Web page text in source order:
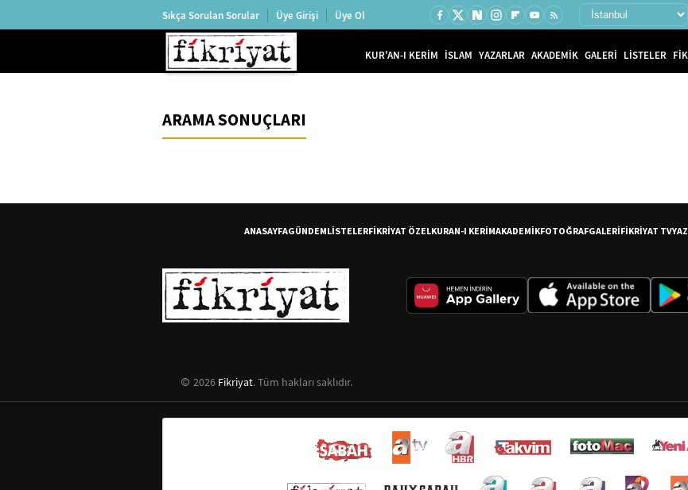
Sıkça Sorulan Sorular Üye Girişi Üye Ol
KUR'AN-I KERİM İSLAM YAZARLAR AKADEMİK GALERİ LİSTELER
ARAMA SONUÇLARI
ANASAYFAGÜNDEMLİSTELERFİKRİYAT ÖZELKURAN-I KERİMAKADEMİKFOTOĞRAFGALERİFİKRİYAT TV
2026 Fikriyat. Tüm hakları saklıdır.